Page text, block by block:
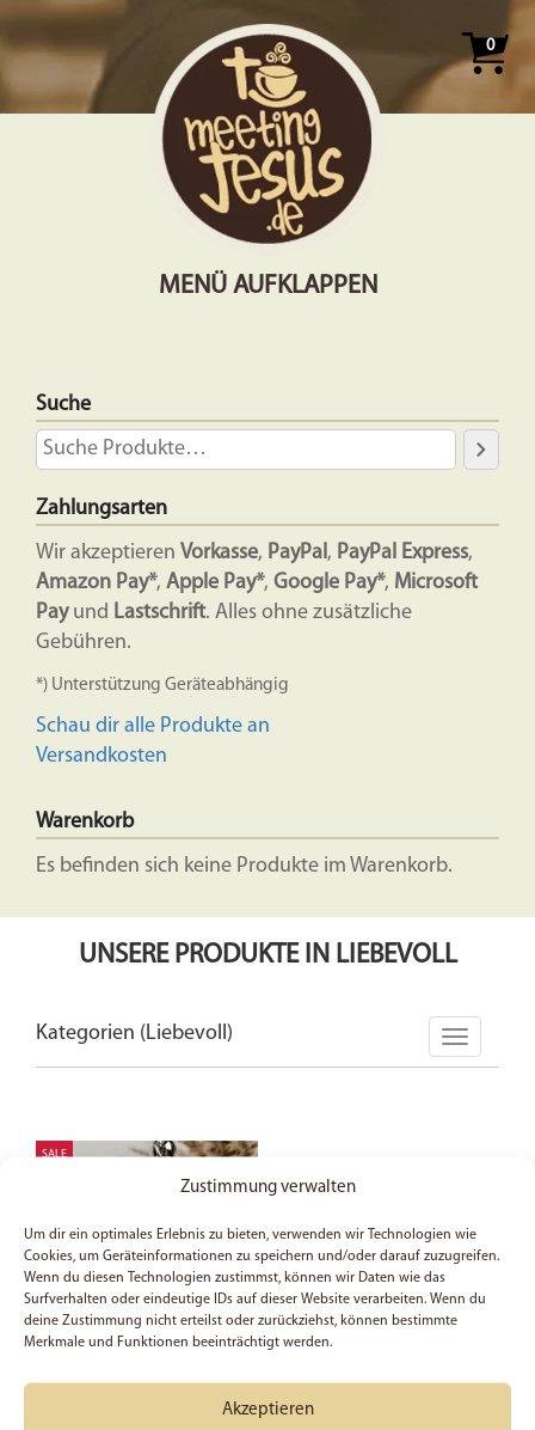
Zustimmung verwalten
Um dir ein optimales Erlebnis zu bieten, verwenden wir Technologien wie
Cookies, um Geräteinformationen zu speichern und/oder darauf zuzugreifen.
Wenn du diesen Technologien zustimmst, können wir Daten wie das
Surfverhalten oder eindeutige IDs auf dieser Website verarbeiten. Wenn du
deine Zustimmung nicht erteilst oder zurückziehst, können bestimmte
Merkmale und Funktionen beeinträchtigt werden.
Akzeptieren
0
MENÜ AUFKLAPPEN
Suche
Zahlungsarten
Wir akzeptieren Vorkasse, PayPal, PayPal Express,
Amazon Pay*, Apple Pay*, Google Pay*, Microsoft
Payund Lastschrift. Alles ohne zusätzliche
Gebühren.
*) Unterstützung Geräteabhängig
Schau dir alle Produkte an
Versandkosten
Warenkorb
Es befinden sich keine Produkte im Warenkorb.
UNSERE PRODUKTE IN LIEBEVOLL
Kategorien (Liebevoll)
SALE